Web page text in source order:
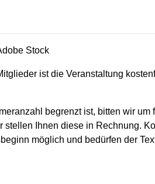
Stock
ist die Veranstaltung
begrenzt ist, bitten wir um
stellen Ihnen diese in Rechnung.
möglich und bedürfen der